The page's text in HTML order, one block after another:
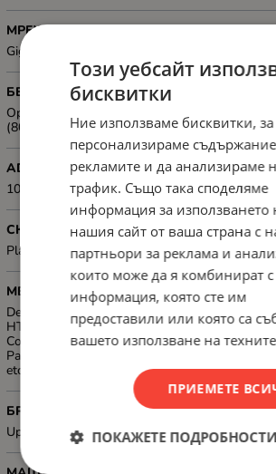
МРЕЖА
Gigabit Ethernet 10/100/1000
БЕЗЖИЧНА МРЕЖА
Optional: Wi-Fi/ Wi-Fi Direct with Xerox
(802.11 b/g/n/ac + BLE)
ADF
100-sheet DADF
СКЕНЕР, ТИП
Platen and DADF
МЕТОДИ ЗА СКАНИРАНЕ И ФУНКЦИИ
Destinations: Scan to USB/Email/Network
HTTPS, FTP destinations; File Formats: PDF,
Convenience Features: Scan to Home, Single/
Password-protected PDF, Unified Address
etc.
БРОЙ КОПИЯ
Up to 9999 copies
Този уебсайт
бисквитки
Ние използваме бисквитки,
персонализираме
рекламите и да анализираме
трафик. Също така споделяме
информация за използването
нашия сайт от ваша страна с
партньори за реклама и
които може да я комбинират с
информация, която сте им
предоставили или която са
вашето използване на
ПРИЕМЕТЕ
ПОКАЖЕТЕ ПОДРОБНОСТИ